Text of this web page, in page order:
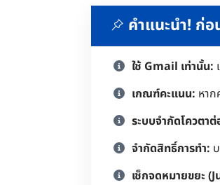
คำแนะนำ! ก่
ใช้ Gmail เท่านั้น:
เกณฑ์คะแนน: หา
ระบบจำกัดโควตา
จำกัดสิทธิ์การทำ:
เช็กจดหมายขยะ